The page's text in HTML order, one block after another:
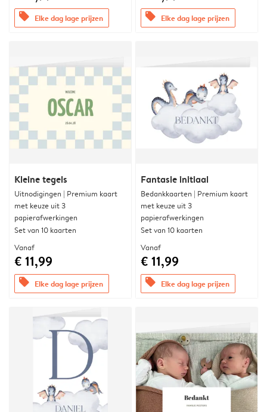
offers Elke dag lage prijzen offers Elke dag lage prijzen
Kleine tegels
Uitnodigingen | Premium kaart
met keuze uit 3
papierafwerkingen
Set van 10 kaarten
Vanaf
€ 11,99
offers Elke dag lage prijzen
Fantasie initiaal
Bedankkaarten | Premium kaart
met keuze uit 3
papierafwerkingen
Set van 10 kaarten
Vanaf
€ 11,99
offers Elke dag lage prijzen